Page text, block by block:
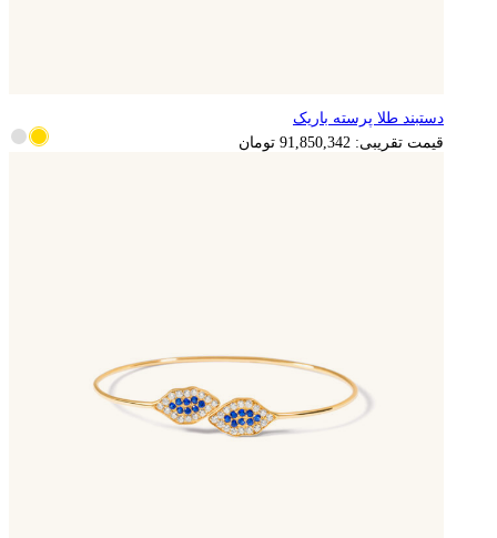
18,370,068 تومان
دستبند طلا پرسته باریک
قیمت تقریبی:91,850,342 تومان